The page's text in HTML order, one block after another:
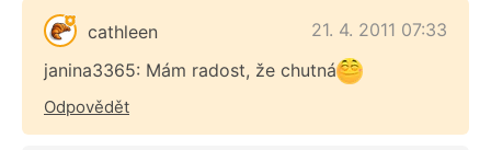
cathleen
21. 4. 2011 07:33
janina3365: Mám radost, že chutná
Odpovědět